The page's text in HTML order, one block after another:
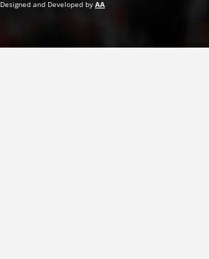
Designed and Developed by AA